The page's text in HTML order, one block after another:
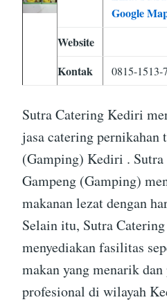
Google
Website
Kontak
0815-1513-
Sutra Catering Kediri
jasa catering pernikahan
(Gamping) Kediri .
Gampeng (Gamping)
makanan lezat dengan
Selain itu, Sutra
menyediakan fasilitas
makan yang menarik dan
profesional di wilayah